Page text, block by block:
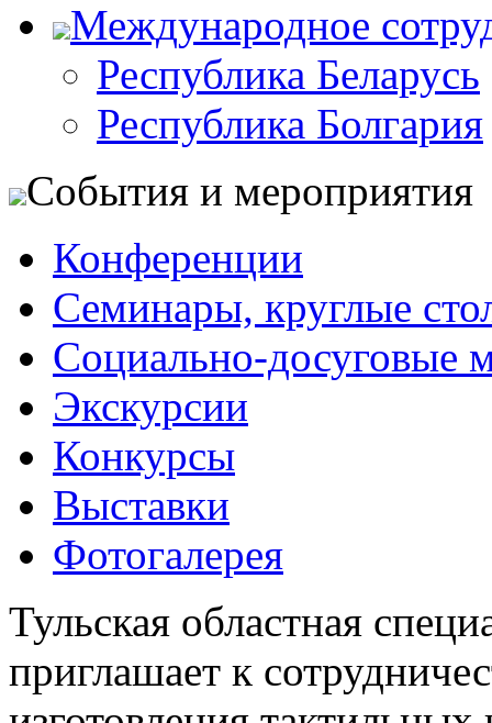
Международное
Республика Беларусь
Республика Болгария
События и мероприятия
Конференции
Семинары, круглые
Социально-досуговые
Экскурсии
Конкурсы
Выставки
Фотогалерея
Тульская областная
приглашает к